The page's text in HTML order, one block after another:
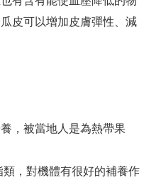
皮可以增加皮膚彈性、減
，被當地人是為熱帶果
，對機體有很好的補養作